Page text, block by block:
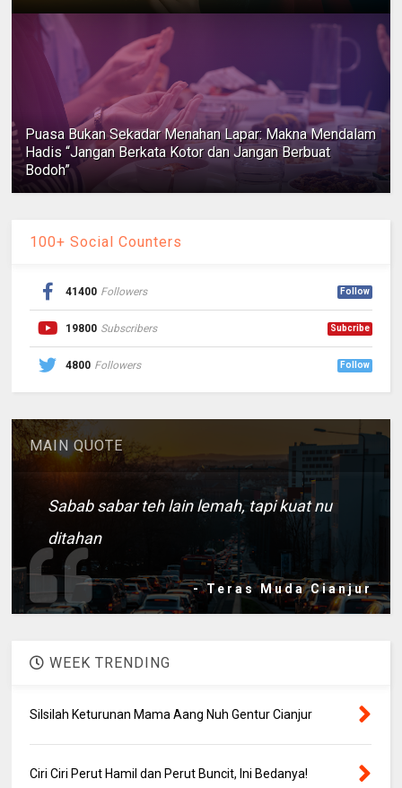
Puasa Bukan Sekadar Menahan Lapar: Makna Mendalam
Hadis “Jangan Berkata Kotor dan Jangan Berbuat
Bodoh”
100+ Social Counters
41400 Followers Follow
19800 Subscribers Subcribe
4800 Followers Follow
MAIN QUOTE
Sabab sabar teh lain lemah, tapi kuat nu
ditahan
- Teras Muda Cianjur
WEEK TRENDING
Silsilah Keturunan Mama Aang Nuh Gentur Cianjur
Ciri Ciri Perut Hamil dan Perut Buncit, Ini Bedanya!